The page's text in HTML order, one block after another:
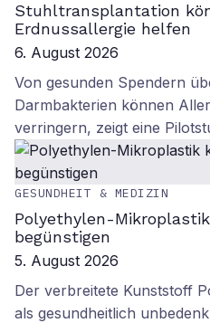
Stuhltransplantation
Erdnussallergie helfen
6. August 2026
Von gesunden Spendern
Darmbakterien können
verringern, zeigt eine
GESUNDHEIT & MEDIZIN
Polyethylen-
begünstigen
5. August 2026
Der verbreitete Kunststoff
als gesundheitlich